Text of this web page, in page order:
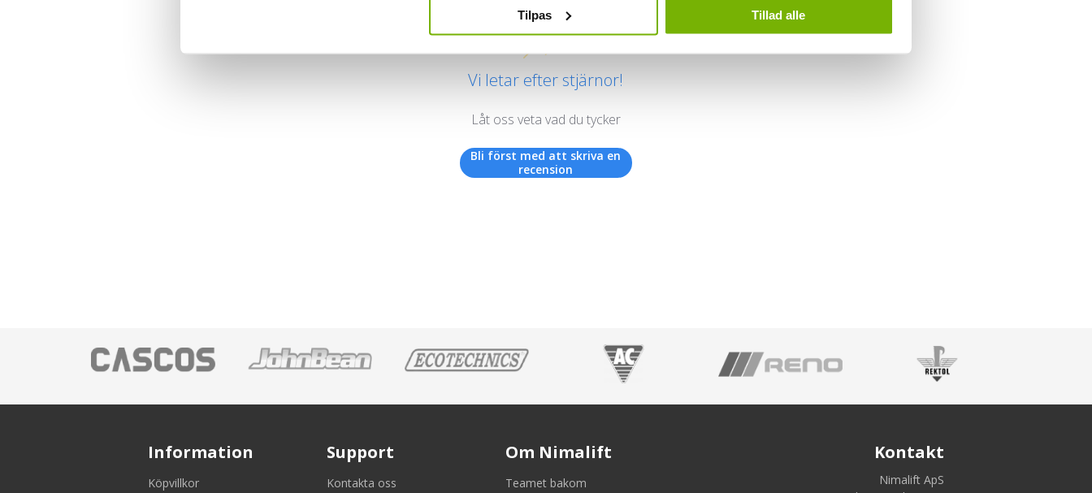
Tilpas Tillad alle
Vi letar efter stjärnor!
Låt oss veta vad du tycker
Bli först med att skriva en
recension
Information
Köpvillkor
Support
Kontakta oss
Om Nimalift
Teamet bakom
Kontakt
Nimalift ApS